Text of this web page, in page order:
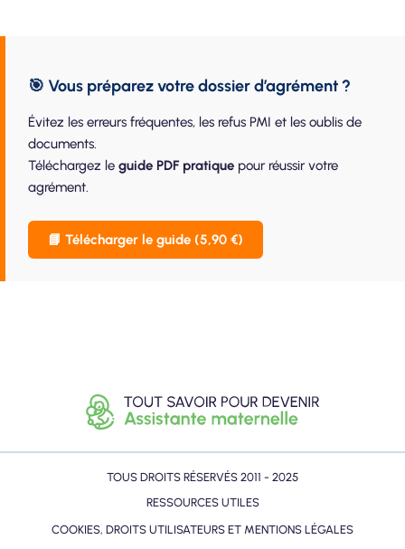
🎯 Vous préparez votre dossier d’agrément ?
Évitez les erreurs fréquentes, les refus PMI et les oublis de
documents.
Téléchargez le guide PDF pratique pour réussir votre
agrément.
📘 Télécharger le guide (5,90 €)
TOUS DROITS RÉSERVÉS 2011 - 2025
RESSOURCES UTILES
COOKIES, DROITS UTILISATEURS ET MENTIONS LÉGALES